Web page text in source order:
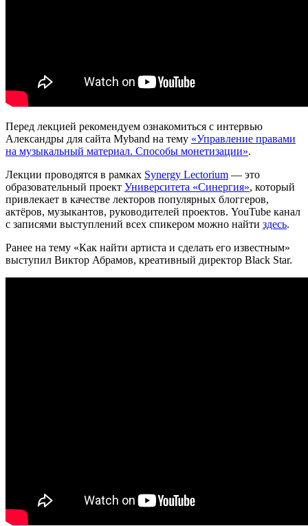
Перед лекцией рекомендуем ознакомиться с интервью
Александры для сайта Myband на тему «​Управление правами
на музыкальный материал. Способы монетизации».
Лекции проводятся в рамках Synergy Lectorium — это
образовательный проект Университета «Синергия», который
привлекает в качестве лекторов популярных блоггеров,
актёров, музыкантов, руководителей проектов. YouTube канал
с записями выступлений всех спикером можно найти здесь.
Ранее на тему «Как найти артиста и сделать его известным»
выступил Виктор Абрамов, креативный директор Black Star.